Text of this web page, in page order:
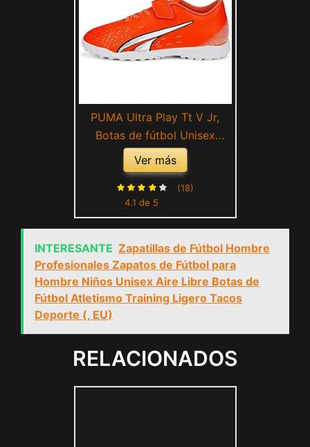
PUMA Ultra Play Tt V Jr,
Botas de fútbol Unisex
niños, Naranja, 37.5 EU
Ver más
4.1 de 5
(18)
INTERESANTE Zapatillas de Fútbol Hombre
Profesionales Zapatos de Fútbol para
Hombre Niños Unisex Aire Libre Botas de
Fútbol Atletismo Training Ligero Tacos
Deporte (, EU)
RELACIONADOS